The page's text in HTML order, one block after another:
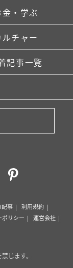
金・学ぶ
ルチャー
記事一覧
記事
利用規約
ポリシー
運営会社
じます。